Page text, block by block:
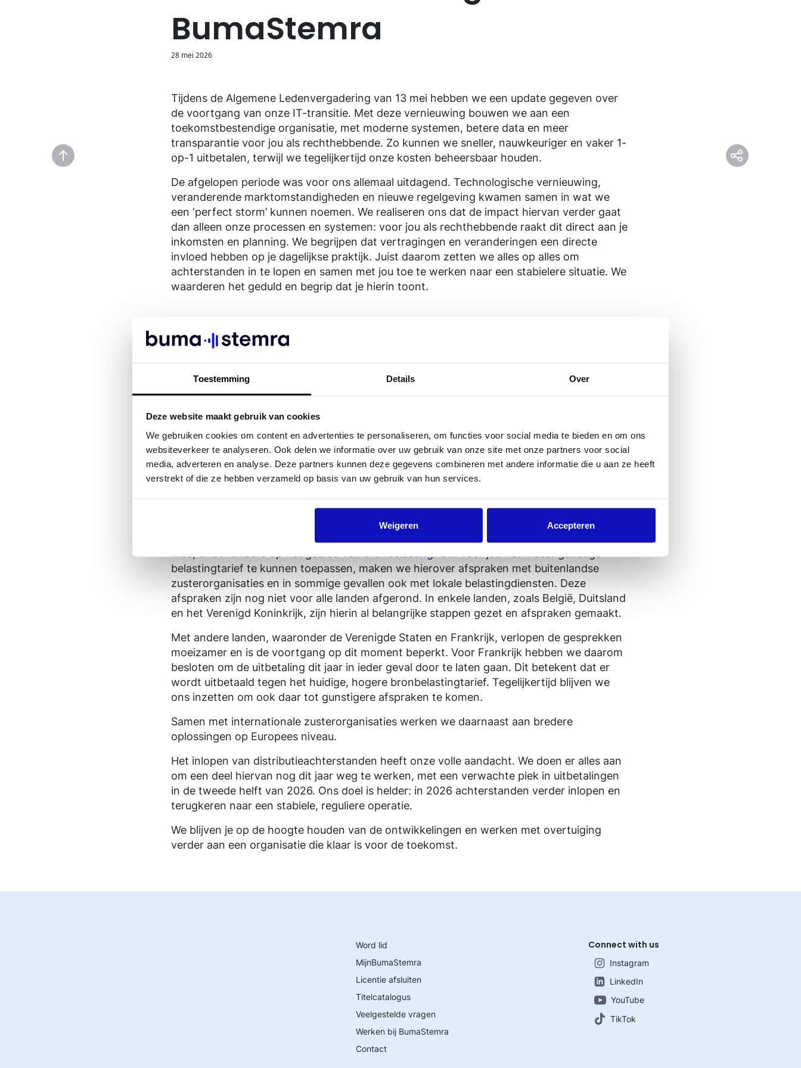
Toestemming Details Over
Deze website maakt gebruik van cookies
We gebruiken cookies om content en advertenties te personaliseren, om functies voor social media te bieden en om ons
websiteverkeer te analyseren. Ook delen we informatie over uw gebruik van onze site met onze partners voor social
media, adverteren en analyse. Deze partners kunnen deze gegevens combineren met andere informatie die u aan ze heeft
verstrekt of die ze hebben verzameld op basis van uw gebruik van hun services.
Weigeren Accepteren
BumaStemra
28 mei 2026
Tijdens de Algemene Ledenvergadering van 13 mei hebben we een update gegeven over
de voortgang van onze IT-transitie. Met deze vernieuwing bouwen we aan een
toekomstbestendige organisatie, met moderne systemen, betere data en meer
transparantie voor jou als rechthebbende. Zo kunnen we sneller, nauwkeuriger en vaker 1-
op-1 uitbetalen, terwijl we tegelijkertijd onze kosten beheersbaar houden.
De afgelopen periode was voor ons allemaal uitdagend. Technologische vernieuwing,
veranderende marktomstandigheden en nieuwe regelgeving kwamen samen in wat we
een ‘perfect storm’ kunnen noemen. We realiseren ons dat de impact hiervan verder gaat
dan alleen onze processen en systemen: voor jou als rechthebbende raakt dit direct aan je
inkomsten en planning. We begrijpen dat vertragingen en veranderingen een directe
invloed hebben op je dagelijkse praktijk. Juist daarom zetten we alles op alles om
achterstanden in te lopen en samen met jou toe te werken naar een stabielere situatie. We
waarderen het geduld en begrip dat je hierin toont.
Met onze nieuwe systemen en processen zetten we belangrijke stappen vooruit. Daarmee
Sneller en vaker 1-op-1 kunnen uitbetalen, zodat inkomsten tijdig en betrouwbaar
binnenkomen;
verbetert;
Meer duidelijkheid kunnen geven over uitbetalingen , met beter inzicht in hoe en
wanneer gelden worden verwerkt;
Kosten beheersbaar houden, zodat we kunnen blijven bouwen aan een
toekomstbestendige organisatie.
De internationale dynamiek van de muziekindustrie brengt extra complexiteit met zich
belastingtarief te kunnen toepassen, maken we hierover afspraken met buitenlandse
zusterorganisaties en in sommige gevallen ook met lokale belastingdiensten. Deze
afspraken zijn nog niet voor alle landen afgerond. In enkele landen, zoals België, Duitsland
en het Verenigd Koninkrijk, zijn hierin al belangrijke stappen gezet en afspraken gemaakt.
Met andere landen, waaronder de Verenigde Staten en Frankrijk, verlopen de gesprekken
moeizamer en is de voortgang op dit moment beperkt. Voor Frankrijk hebben we daarom
besloten om de uitbetaling dit jaar in ieder geval door te laten gaan. Dit betekent dat er
wordt uitbetaald tegen het huidige, hogere bronbelastingtarief. Tegelijkertijd blijven we
ons inzetten om ook daar tot gunstigere afspraken te komen.
Samen met internationale zusterorganisaties werken we daarnaast aan bredere
oplossingen op Europees niveau.
Het inlopen van distributieachterstanden heeft onze volle aandacht. We doen er alles aan
om een deel hiervan nog dit jaar weg te werken, met een verwachte piek in uitbetalingen
in de tweede helft van 2026. Ons doel is helder: in 2026 achterstanden verder inlopen en
terugkeren naar een stabiele, reguliere operatie.
We blijven je op de hoogte houden van de ontwikkelingen en werken met overtuiging
verder aan een organisatie die klaar is voor de toekomst.
Word lid
MijnBumaStemra
Licentie afsluiten
Titelcatalogus
Veelgestelde vragen
Werken bij BumaStemra
Contact
Connect with us
Instagram
LinkedIn
YouTube
TikTok